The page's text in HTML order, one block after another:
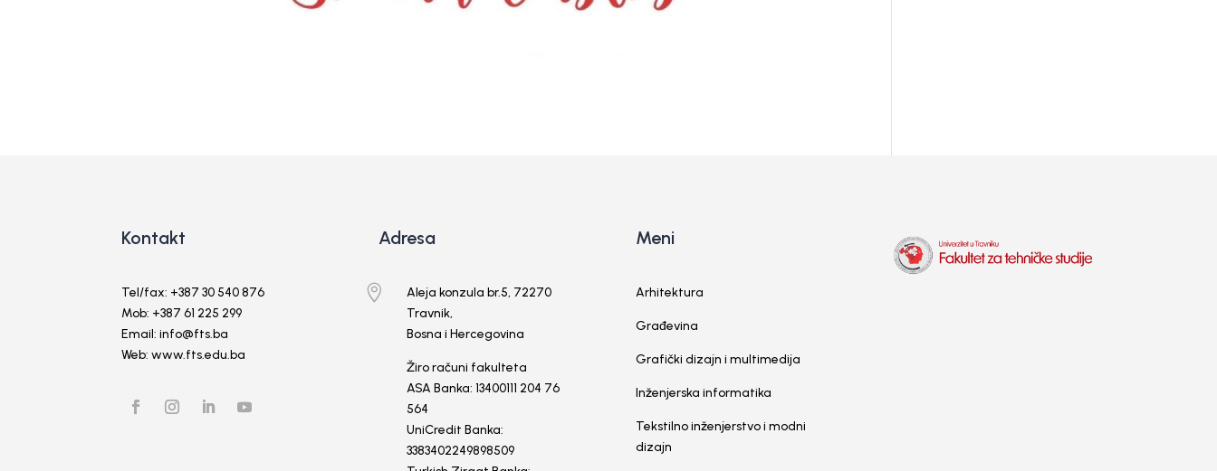
Kontakt
Tel/fax: +387 30 540 876
Mob: +387 61 225 299
Email: info@fts.ba
Web: www.fts.edu.ba
Adresa

Aleja konzula br.5, 72270
Travnik,
Bosna i Hercegovina
Žiro računi fakulteta
ASA Banka: 13400111 204 76
564
UniCredit Banka:
3383402249898509
Meni
Arhitektura
Građevina
Grafički dizajn i multimedija
Inženjerska informatika
Tekstilno inženjerstvo i modni
dizajn